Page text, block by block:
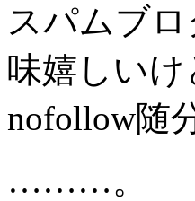
スパムブ
味嬉しいけ
nofollow随
………。